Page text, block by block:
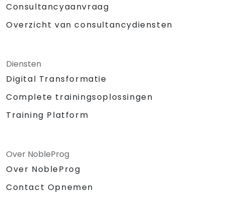
Consultancyaanvraag
Overzicht van consultancydiensten
Diensten
Digital Transformatie
Complete trainingsoplossingen
Training Platform
Over NobleProg
Over NobleProg
Contact Opnemen